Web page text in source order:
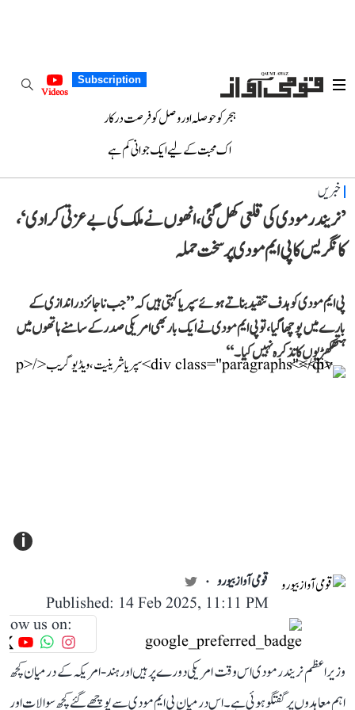
Subscription
Videos
ہجر کو حوصلہ اور وصل کو فرصت درکار
اک محبت کے لیے ایک جوانی کم ہے
خبریں
’نریندر مودی کی قلعی کھل گئی، انھوں نے ملک کی بے عزتی کرا دی‘،
کانگریس کا پی ایم مودی پر سخت حملہ
پی ایم مودی کو ہدف تنقید بناتے ہوئے سپریا کہتی ہیں کہ ’’جب ناجائز دراندازی کے
بارے میں پوچھا گیا، تو پی ایم مودی نے ایک بار بھی امریکی صدر کے سامنے ہاتھوں میں
ہتھکھڑیوں کا تذکرہ نہیں کیا۔‘‘
i
قومی آواز بیورو
Published: 14 Feb 2025, 11:11 PM
us on:
وزیر اعظم نریندر مودی اس وقت امریکی دورے پر ہیں اور ہند-امریکہ کے درمیان کچھ
اہم معاہدوں پر گفتگو ہوئی ہے۔ اس درمیان پی ایم مودی سے پوچھے گئے کچھ سوالات اور